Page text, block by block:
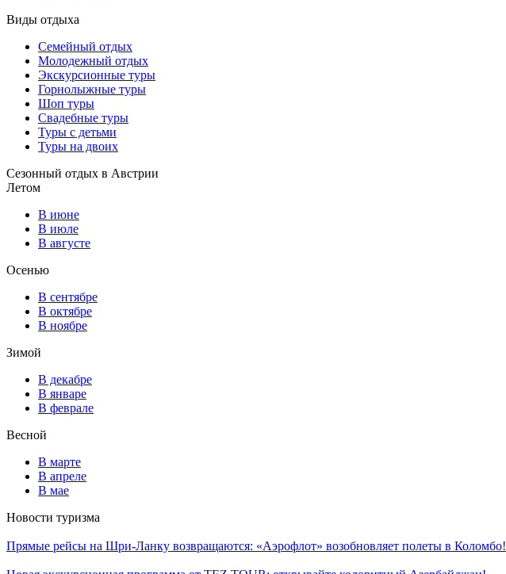
Виды отдыха
Семейный отдых
Молодежный отдых
Экскурсионные туры
Горнолыжные туры
Шоп туры
Свадебные туры
Туры с детьми
Туры на двоих
Сезонный отдых в Австрии
Летом
В июне
В июле
В августе
Осенью
В сентябре
В октябре
В ноябре
Зимой
В декабре
В январе
В феврале
Весной
В марте
В апреле
В мае
Новости туризма
Прямые рейсы на Шри-Ланку возвращаются: «Аэрофлот» возобновляет полеты в Коломбо!